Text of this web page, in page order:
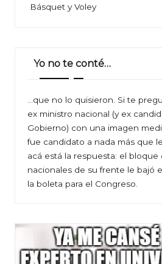
Básquet y Voley
Yo no te conté…
…que no lo quisieron. Si te
ex ministro nacional (y ex
Gobierno) con una imagen
fue candidato a nada más que
acá está la respuesta: el
nacionales de su frente le bajó
la boleta para el Congreso.